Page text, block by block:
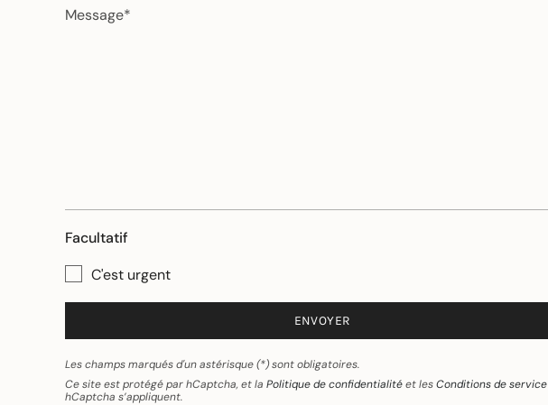
Facultatif
C'est urgent
ENVOYER
Les champs marqués d'un astérisque (*) sont obligatoires.
Ce site est protégé par hCaptcha, et la Politique de confidentialitéet lesConditions de service
hCaptcha s’appliquent.